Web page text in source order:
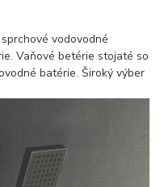
vodovodné
Vaňové betérie stojaté so
batérie. Široký výber